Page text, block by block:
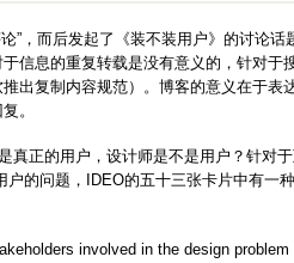
，而后发起了《装不装用户》的讨论话
信息的重复转载是没有意义的，针对于
出复制内容规范）。博客的意义在于表
。
正的用户，设计师是不是用户？针对于
户的问题，IDEO的五十三张卡片中有一
involved in the design problem